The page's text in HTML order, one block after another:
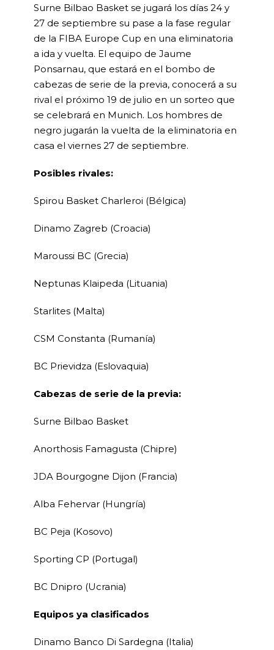
Surne Bilbao Basket se jugará los días 24 y
27 de septiembre su pase a la fase regular
de la FIBA Europe Cup en una eliminatoria
a ida y vuelta. El equipo de Jaume
Ponsarnau, que estará en el bombo de
cabezas de serie de la previa, conocerá a su
rival el próximo 19 de julio en un sorteo que
se celebrará en Munich. Los hombres de
negro jugarán la vuelta de la eliminatoria en
casa el viernes 27 de septiembre.
Posibles rivales:
Spirou Basket Charleroi (Bélgica)
Dinamo Zagreb (Croacia)
Maroussi BC (Grecia)
Neptunas Klaipeda (Lituania)
Starlites (Malta)
CSM Constanta (Rumanía)
BC Prievidza (Eslovaquia)
Cabezas de serie de la previa:
Surne Bilbao Basket
Anorthosis Famagusta (Chipre)
JDA Bourgogne Dijon (Francia)
Alba Fehervar (Hungría)
BC Peja (Kosovo)
Sporting CP (Portugal)
BC Dnipro (Ucrania)
Equipos ya clasificados
Dinamo Banco Di Sardegna (Italia)